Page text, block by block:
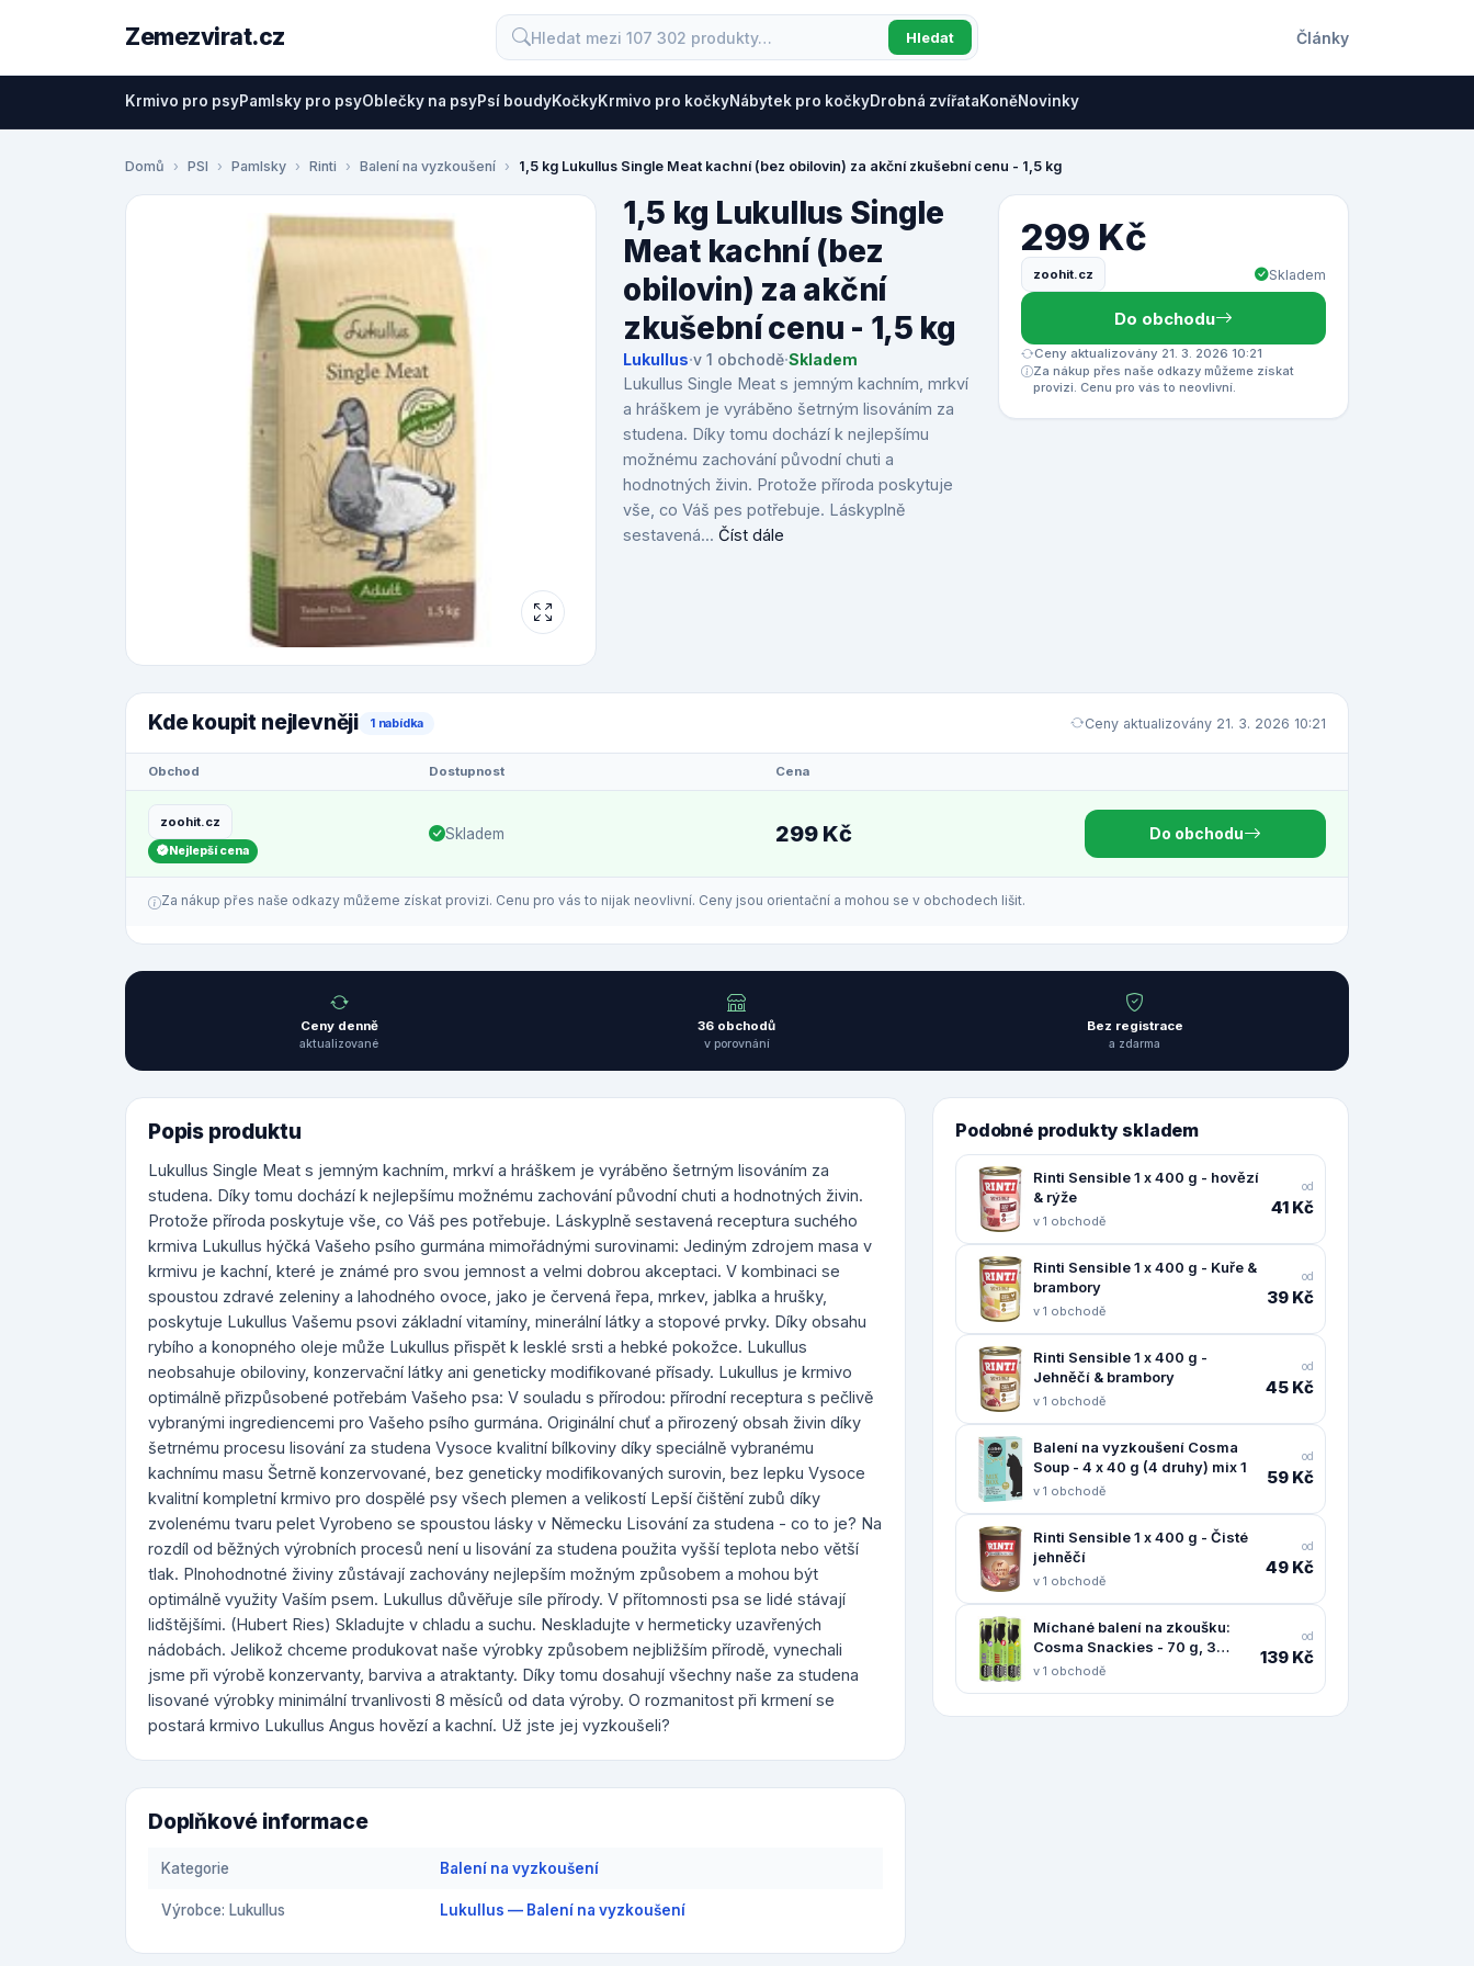
Zemezvirat.cz Hledat Články
Krmivo pro psyPamlsky pro psyOblečky na psyPsí boudyKočkyKrmivo pro kočkyNábytek pro kočkyDrobná zvířataKoněNovinky
Domů PSI Pamlsky Rinti Balení na vyzkoušení 1,5 kg Lukullus Single Meat kachní (bez obilovin) za akční zkušební cenu - 1,5 kg
1,5 kg Lukullus Single
Meat kachní (bez
obilovin) za akční
zkušební cenu - 1,5 kg
Lukullus·v 1 obchodě·Skladem
Lukullus Single Meat s jemným kachním, mrkví
a hráškem je vyráběno šetrným lisováním za
studena. Díky tomu dochází k nejlepšímu
možnému zachování původní chuti a
hodnotných živin. Protože příroda poskytuje
vše, co Váš pes potřebuje. Láskyplně
sestavená... Číst dále
299 Kč
zoohit.cz Skladem
Do obchodu
Ceny aktualizovány 21. 3. 2026 10:21
Za nákup přes naše odkazy můžeme získat
provizi. Cenu pro vás to neovlivní.
Kde koupit nejlevněji 1 nabídka Ceny aktualizovány 21. 3. 2026 10:21
Obchod Dostupnost Cena
zoohit.cz
Nejlepší cena
Skladem 299 Kč Do obchodu
Za nákup přes naše odkazy můžeme získat provizi. Cenu pro vás to nijak neovlivní. Ceny jsou orientační a mohou se v obchodech lišit.
Ceny denně
aktualizované
36 obchodů
v porovnání
Bez registrace
a zdarma
Popis produktu
Lukullus Single Meat s jemným kachním, mrkví a hráškem je vyráběno šetrným lisováním za
studena. Díky tomu dochází k nejlepšímu možnému zachování původní chuti a hodnotných živin.
Protože příroda poskytuje vše, co Váš pes potřebuje. Láskyplně sestavená receptura suchého
krmiva Lukullus hýčká Vašeho psího gurmána mimořádnými surovinami: Jediným zdrojem masa v
krmivu je kachní, které je známé pro svou jemnost a velmi dobrou akceptaci. V kombinaci se
spoustou zdravé zeleniny a lahodného ovoce, jako je červená řepa, mrkev, jablka a hrušky,
poskytuje Lukullus Vašemu psovi základní vitamíny, minerální látky a stopové prvky. Díky obsahu
rybího a konopného oleje může Lukullus přispět k lesklé srsti a hebké pokožce. Lukullus
neobsahuje obiloviny, konzervační látky ani geneticky modifikované přísady. Lukullus je krmivo
optimálně přizpůsobené potřebám Vašeho psa: V souladu s přírodou: přírodní receptura s pečlivě
vybranými ingrediencemi pro Vašeho psího gurmána. Originální chuť a přirozený obsah živin díky
šetrnému procesu lisování za studena Vysoce kvalitní bílkoviny díky speciálně vybranému
kachnímu masu Šetrně konzervované, bez geneticky modifikovaných surovin, bez lepku Vysoce
kvalitní kompletní krmivo pro dospělé psy všech plemen a velikostí Lepší čištění zubů díky
zvolenému tvaru pelet Vyrobeno se spoustou lásky v Německu Lisování za studena - co to je? Na
rozdíl od běžných výrobních procesů není u lisování za studena použita vyšší teplota nebo větší
tlak. Plnohodnotné živiny zůstávají zachovány nejlepším možným způsobem a mohou být
optimálně využity Vaším psem. Lukullus důvěřuje síle přírody. V přítomnosti psa se lidé stávají
lidštějšími. (Hubert Ries) Skladujte v chladu a suchu. Neskladujte v hermeticky uzavřených
nádobách. Jelikož chceme produkovat naše výrobky způsobem nejbližším přírodě, vynechali
jsme při výrobě konzervanty, barviva a atraktanty. Díky tomu dosahují všechny naše za studena
lisované výrobky minimální trvanlivosti 8 měsíců od data výroby. O rozmanitost při krmení se
postará krmivo Lukullus Angus hovězí a kachní. Už jste jej vyzkoušeli?
Doplňkové informace
Kategorie Balení na vyzkoušení
Výrobce: Lukullus Lukullus — Balení na vyzkoušení
Podobné produkty skladem
Rinti Sensible 1 x 400 g - hovězí
& rýže
v 1 obchodě
od
41 Kč
Rinti Sensible 1 x 400 g - Kuře &
brambory
v 1 obchodě
od
39 Kč
Rinti Sensible 1 x 400 g -
Jehněčí & brambory
v 1 obchodě
od
45 Kč
Balení na vyzkoušení Cosma
Soup - 4 x 40 g (4 druhy) mix 1
v 1 obchodě
od
59 Kč
Rinti Sensible 1 x 400 g - Čisté
jehněčí
v 1 obchodě
od
49 Kč
Míchané balení na zkoušku:
Cosma Snackies - 70 g, 3
druhy (kuřecí, kachní, hovězí)
v 1 obchodě
od
139 Kč